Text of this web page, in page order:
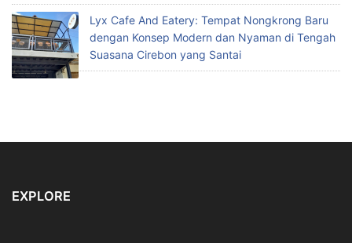
Lyx Cafe And Eatery: Tempat Nongkrong Baru
dengan Konsep Modern dan Nyaman di Tengah
Suasana Cirebon yang Santai
EXPLORE